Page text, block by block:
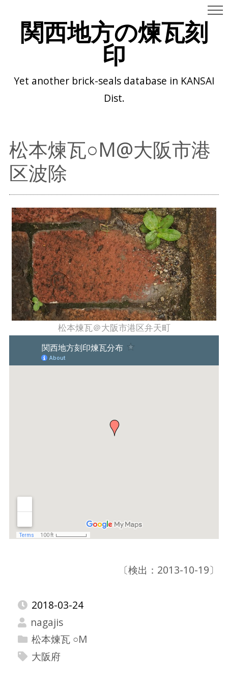
関西地方の煉瓦刻
印
Yet another brick-seals database in KANSAI
Dist.
松本煉瓦○M@大阪市港
区波除
松本煉瓦＠大阪市港区弁天町
〔検出：2013-10-19〕
2018-03-24
nagajis
松本煉瓦 ○M
大阪府